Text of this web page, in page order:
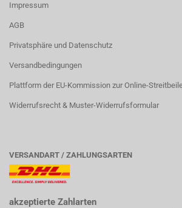
Impressum
AGB
Privatsphäre und Datenschutz
Versandbedingungen
Plattform der EU-Kommission zur Online-
Widerrufsrecht & Muster-Widerrufsformular
VERSANDART / ZAHLUNGSARTEN
akzeptierte Zahlarten